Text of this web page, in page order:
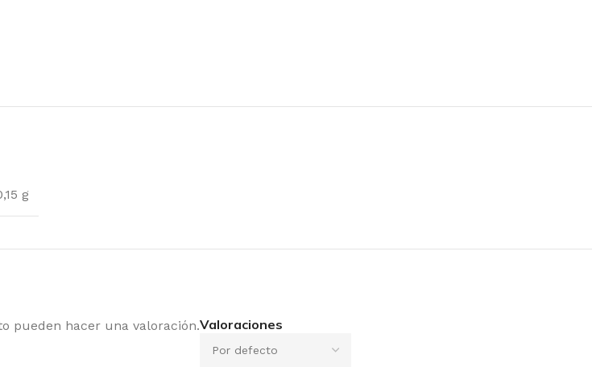
g
Valoraciones
pueden hacer una valoración.